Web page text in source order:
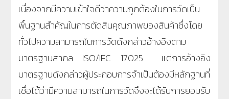
เนื่องจากมีความเข้าใจดีว่าความถูกต้องในการวัดเป็น
พื้นฐานสำคัญในการตัดสินคุณภาพของสินค้าซึ่งโดย
ทั่วไปความสามารถในการวัดดังกล่าวอ้างอิงตาม
มาตรฐานสากล ISO/IEC 17025 แต่การอ้างอิง
มาตรฐานดังกล่าวผู้ประกอบการจำเป็นต้องมีหลักฐานที่
เชื่อได้ว่ามีความสามารถในการวัดจึงจะได้รับการยอมรับ